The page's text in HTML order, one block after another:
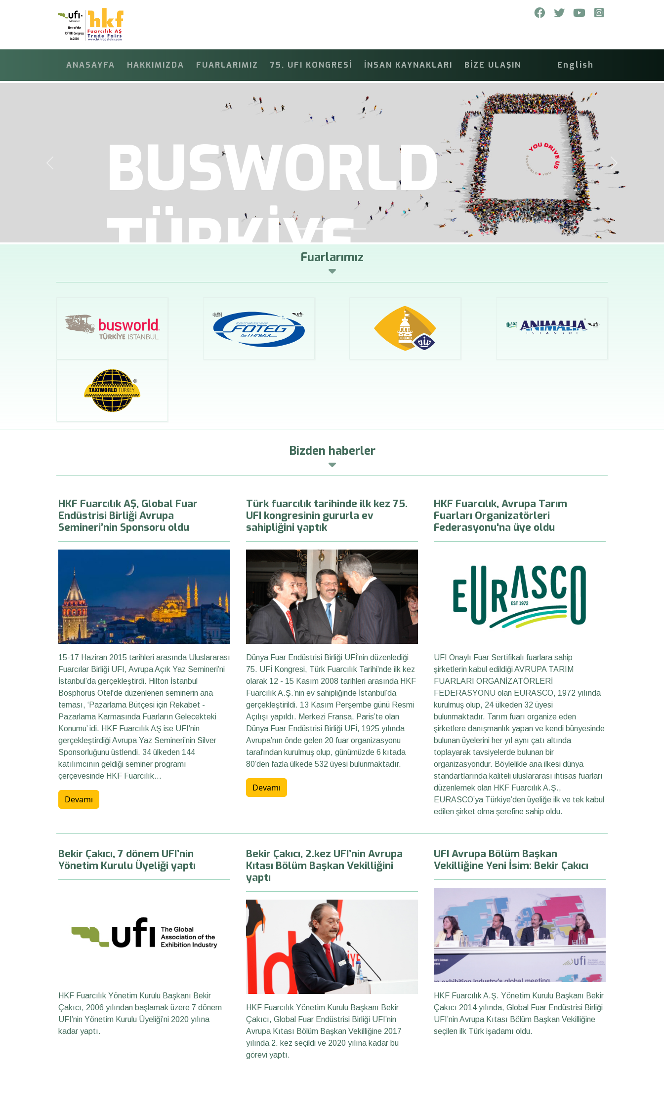
ANASAYFA HAKKIMIZDA FUARLARIMIZ 75. UFI KONGRESİ İNSAN KAYNAKLARI BİZE ULAŞIN English
FOTEG
İSTANBUL
Gıda İşleme Teknolojileri
Uluslararası İhtisas Fuarı
Next
Fuarlarımız
Bizden haberler
HKF Fuarcılık AŞ, Global Fuar
Endüstrisi Birliği Avrupa
Semineri’nin Sponsoru oldu
15-17 Haziran 2015 tarihleri arasında Uluslararası
Fuarcılar Birliği UFI, Avrupa Açık Yaz Semineri’ni
İstanbul’da gerçekleştirdi. Hilton İstanbul
Bosphorus Otel'de düzenlenen seminerin ana
teması, ‘Pazarlama Bütçesi için Rekabet -
Pazarlama Karmasında Fuarların Gelecekteki
Konumu’ idi. HKF Fuarcılık AŞ ise UFI’nin
gerçekleştirdiği Avrupa Yaz Semineri’nin Silver
Sponsorluğunu üstlendi. 34 ülkeden 144
katılımcının geldiği seminer programı
çerçevesinde HKF Fuarcılık...
Devamı
Türk fuarcılık tarihinde ilk kez 75.
UFI kongresinin gururla ev
sahipliğini yaptık
Dünya Fuar Endüstrisi Birliği UFİ’nin düzenlediği
75. UFİ Kongresi, Türk Fuarcılık Tarihi’nde ilk kez
olarak 12 - 15 Kasım 2008 tarihleri arasında HKF
Fuarcılık A.Ş.’nin ev sahipliğinde İstanbul’da
gerçekleştirildi. 13 Kasım Perşembe günü Resmi
Açılışı yapıldı. Merkezi Fransa, Paris’te olan
Dünya Fuar Endüstrisi Birliği UFİ, 1925 yılında
Avrupa’nın önde gelen 20 fuar organizasyonu
tarafından kurulmuş olup, günümüzde 6 kıtada
80’den fazla ülkede 532 üyesi bulunmaktadır.
Devamı
HKF Fuarcılık, Avrupa Tarım
Fuarları Organizatörleri
Federasyonu'na üye oldu
UFI Onaylı Fuar Sertifikalı fuarlara sahip
şirketlerin kabul edildiği AVRUPA TARIM
FUARLARI ORGANİZATÖRLERİ
FEDERASYONU olan EURASCO, 1972 yılında
kurulmuş olup, 24 ülkeden 32 üyesi
bulunmaktadır. Tarım fuarı organize eden
şirketlere danışmanlık yapan ve kendi bünyesinde
bulunan üyelerini her yıl aynı çatı altında
toplayarak tavsiyelerde bulunan bir
organizasyondur. Böylelikle ana ilkesi dünya
standartlarında kaliteli uluslararası ihtisas fuarları
düzenlemek olan HKF Fuarcılık A.Ş.,
EURASCO’ya Türkiye’den üyeliğe ilk ve tek kabul
edilen şirket olma şerefine sahip oldu.
Bekir Çakıcı, 7 dönem UFI’nin
Yönetim Kurulu Üyeliği yaptı
HKF Fuarcılık Yönetim Kurulu Başkanı Bekir
Çakıcı, 2006 yılından başlamak üzere 7 dönem
UFI’nin Yönetim Kurulu Üyeliği’ni 2020 yılına
kadar yaptı.
Bekir Çakıcı, 2.kez UFI’nin Avrupa
Kıtası Bölüm Başkan Vekilliğini
yaptı
HKF Fuarcılık Yönetim Kurulu Başkanı Bekir
Çakıcı, Global Fuar Endüstrisi Birliği UFI’nin
Avrupa Kıtası Bölüm Başkan Vekilliğine 2017
yılında 2. kez seçildi ve 2020 yılına kadar bu
görevi yaptı.
UFI Avrupa Bölüm Başkan
Vekilliğine Yeni İsim: Bekir Çakıcı
HKF Fuarcılık A.Ş. Yönetim Kurulu Başkanı Bekir
Çakıcı 2014 yılında, Global Fuar Endüstrisi Birliği
UFI’nin Avrupa Kıtası Bölüm Başkan Vekilliğine
seçilen ilk Türk işadamı oldu.